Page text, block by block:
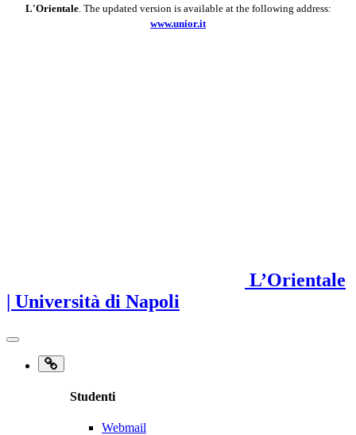
L'Orientale. The updated version is available at the following address:
www.unior.it
L’Orientale
| Università di Napoli
Studenti
Webmail